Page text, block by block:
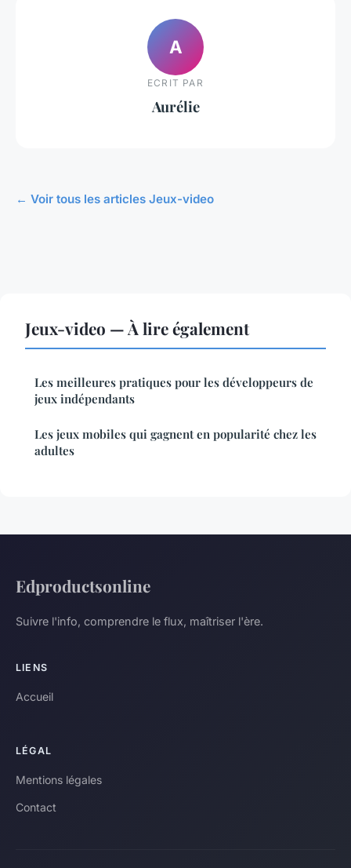
A
ECRIT PAR
Aurélie
← Voir tous les articles Jeux-video
Jeux-video — À lire également
Les meilleures pratiques pour les développeurs de
jeux indépendants
Les jeux mobiles qui gagnent en popularité chez les
adultes
Edproductsonline
Suivre l'info, comprendre le flux, maîtriser l'ère.
LIENS
Accueil
LÉGAL
Mentions légales
Contact